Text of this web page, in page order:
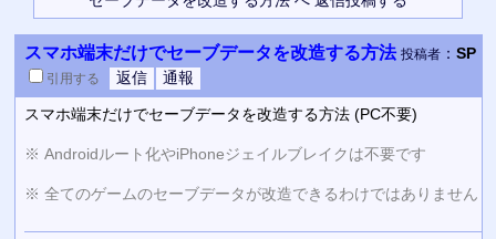
スマホ端末だけでセーブデータを改造する方法 投稿者： SP
引用する
スマホ端末だけでセーブデータを改造する方法 (PC不要)
※ Androidルート化やiPhoneジェイルブレイクは不要です
※ 全てのゲームのセーブデータが改造できるわけではありません